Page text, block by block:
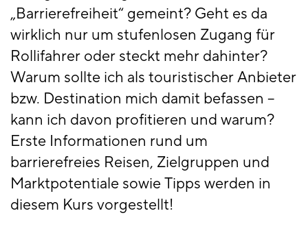
„Barrierefreiheit“ gemeint? Geht es da
wirklich nur um stufenlosen Zugang für
Rollifahrer oder steckt mehr dahinter?
Warum sollte ich als touristischer Anbieter
bzw. Destination mich damit befassen –
kann ich davon profitieren und warum?
Erste Informationen rund um
barrierefreies Reisen, Zielgruppen und
Marktpotentiale sowie Tipps werden in
diesem Kurs vorgestellt!